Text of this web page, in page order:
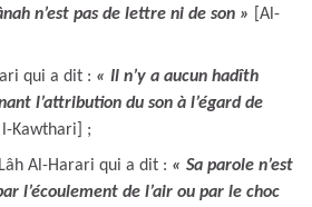
n’est pas de lettre ni de son »
[Al-
qui a dit : « Il n’y a aucun hadîth
l’attribution du son à l’égard de
Kawthari] ;
Al-Harari qui a dit : « Sa parole n’est
l’écoulement de l’air ou par le choc